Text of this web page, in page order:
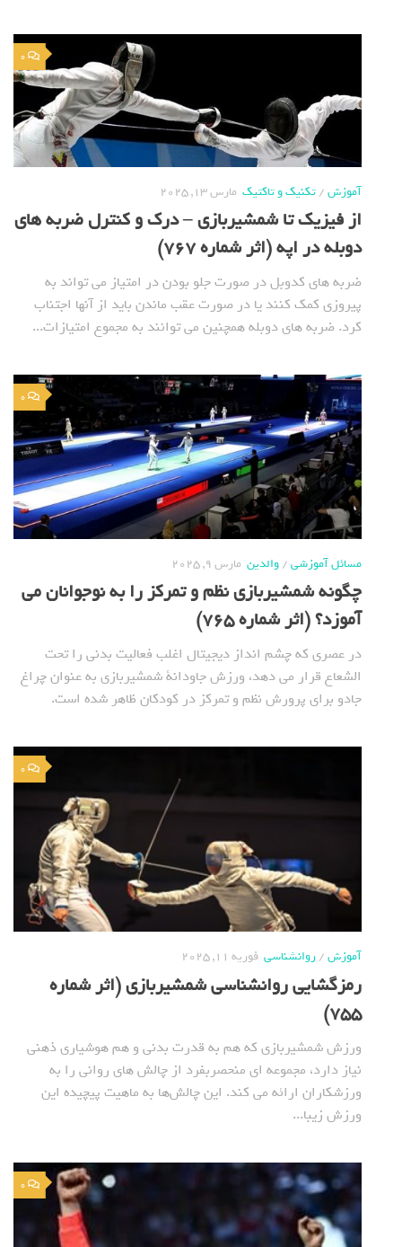
0
آموزش/تکنیک و تاکتیک مارس 13, 2025
از فیزیک تا شمشیربازی – درک و کنترل ضربه های
دوبله در اپه (اثر شماره 767)
ضربه های کدوبل در صورت جلو بودن در امتیاز می تواند به
پیروزی کمک کنند یا در صورت عقب ماندن باید از آنها اجتناب
کرد. ضربه های دوبله همچنین می توانند به مجموع امتیازات...
0
مسائل آموزشی/والدین مارس 9, 2025
چگونه شمشیربازی نظم و تمرکز را به نوجوانان می
آموزد؟ (اثر شماره 765)
در عصری که چشم انداز دیجیتال اغلب فعالیت بدنی را تحت
الشعاع قرار می دهد، ورزش جاودانة شمشیربازی به عنوان چراغ
جادو برای پرورش نظم و تمرکز در کودکان ظاهر شده است.
0
آموزش/روانشناسی فوریه 11, 2025
رمزگشایی روانشناسی شمشیربازی (اثر شماره
755)
ورزش شمشیربازی که هم به قدرت بدنی و هم هوشیاری ذهنی
نیاز دارد، مجموعه ای منحصربفرد از چالش های روانی را به
ورزشکاران ارائه می کند. این چالش‌ها به ماهیت پیچیده این
ورزش زیبا...
0